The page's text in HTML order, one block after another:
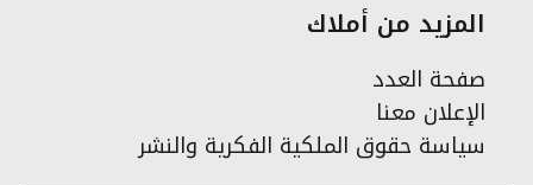
المزيد من أملاك
صفحة العدد
الإعلان معنا
سياسة حقوق الملكية الفكرية والنشر